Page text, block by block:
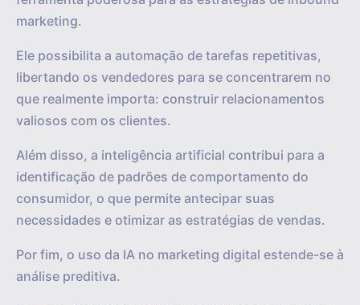
marketing.
Ele possibilita a automação de tarefas repetitivas,
libertando os vendedores para se concentrarem no
que realmente importa: construir relacionamentos
valiosos com os clientes.
Além disso, a inteligência artificial contribui para a
identificação de padrões de comportamento do
consumidor, o que permite antecipar suas
necessidades e otimizar as estratégias de vendas.
Por fim, o uso da IA no marketing digital estende-se à
análise preditiva.